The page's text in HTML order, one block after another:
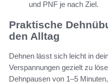
und PNF je nach Ziel.
Praktische
den Alltag
Dehnen lässt sich leicht in
Verspannungen gezielt zu
Dehnpausen von 1–5